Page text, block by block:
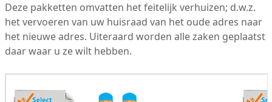
Deze pakketten omvatten het feitelijk verhuizen; d.w.z.
het vervoeren van uw huisraad van het oude adres naar
het nieuwe adres. Uiteraard worden alle zaken geplaatst
daar waar u ze wilt hebben.